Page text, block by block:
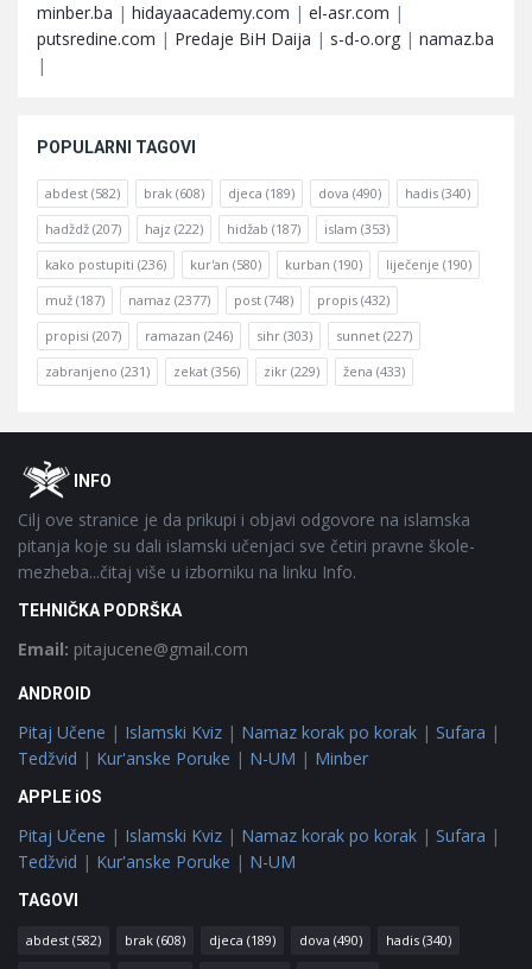
minber.ba | hidayaacademy.com | el-asr.com |
putsredine.com | Predaje BiH Daija | s-d-o.org | namaz.ba
|
POPULARNI TAGOVI
abdest (582) brak (608) djeca (189) dova (490) hadis (340)
hadždž (207) hajz (222) hidžab (187) islam (353)
kako postupiti (236) kur'an (580) kurban (190) liječenje (190)
muž (187) namaz (2377) post (748) propis (432)
propisi (207) ramazan (246) sihr (303) sunnet (227)
zabranjeno (231) zekat (356) zikr (229) žena (433)
FooterOINFO
Cilj ove stranice je da prikupi i objavi odgovore na islamska
pitanja koje su dali islamski učenjaci sve četiri pravne škole-
mezheba...čitaj više u izborniku na linku Info.
TEHNIČKA PODRŠKA
Email: pitajucene@gmail.com
ANDROID
Pitaj Učene | Islamski Kviz | Namaz korak po korak | Sufara |
Tedžvid | Kur'anske Poruke | N-UM | Minber
APPLE iOS
Pitaj Učene | Islamski Kviz | Namaz korak po korak | Sufara |
Tedžvid | Kur'anske Poruke | N-UM
TAGOVI
abdest (582) brak (608) djeca (189) dova (490) hadis (340)